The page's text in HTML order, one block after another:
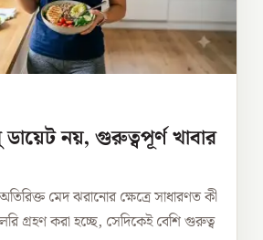
নয়, গুরুত্বপূর্ণ খাবার
মেদ ঝরানোর ক্ষেত্রে সাধারণত কী
গ্রহণ করা হচ্ছে, সেদিকেই বেশি গুরুত্ব